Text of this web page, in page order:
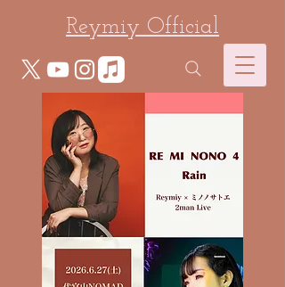
Reymiy Official